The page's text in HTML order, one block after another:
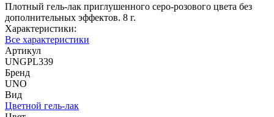
Плотный гель-лак приглушенного серо-розового цвета без
дополнительных эффектов. 8 г.
Характеристики:
Все характеристики
Артикул
UNGPL339
Бренд
UNO
Вид
Цветной гель-лак